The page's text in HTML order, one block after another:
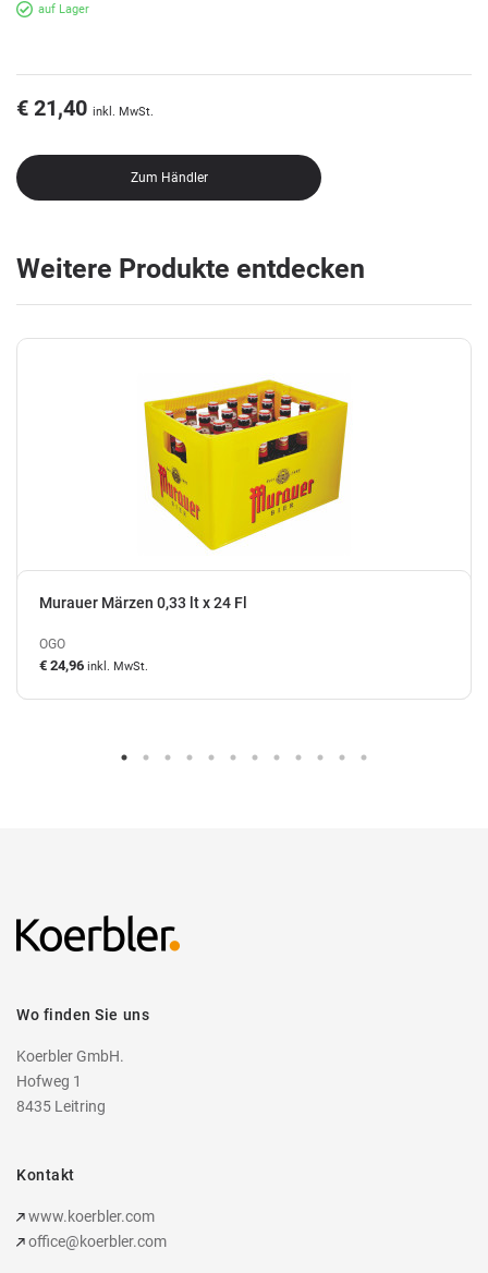
auf Lager
€ 21,40 inkl. MwSt.
Zum Händler
Weitere Produkte entdecken
Murauer Märzen 0,33 lt x 24 Fl
OGO
€ 24,96 inkl. MwSt.
Wo finden Sie uns
Koerbler GmbH.
Hofweg 1
8435 Leitring
Kontakt
www.koerbler.com
office@koerbler.com